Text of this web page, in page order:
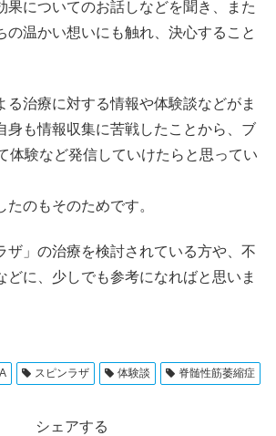
果についてのお話しなどを聞き、また
の温かい想いにも触れ、決心すること
る治療に対する情報や体験談などがま
身も情報収集に苦戦したことから、ブ
体験など発信していけたらと思ってい
たのもそのためです。
ザ」の治療を検討されている方や、不
どに、少しでも参考になればと思いま
スピンラザ 体験談 脊髄性筋萎縮症
シェアする